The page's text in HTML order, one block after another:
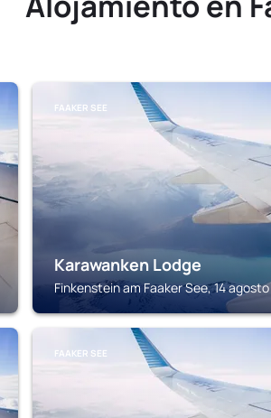
FAAKER SEE
Karawanken Lodge
Finkenstein am Faaker See, 14
FAAKER SEE